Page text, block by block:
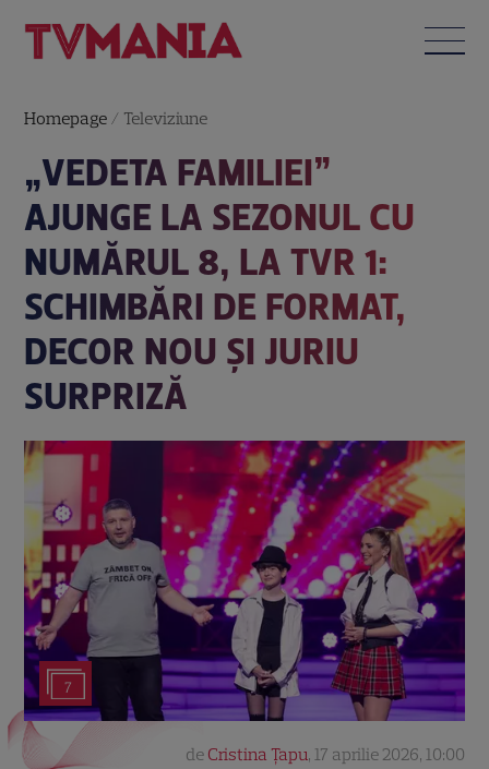
Homepage / Televiziune
„VEDETA FAMILIEI”
AJUNGE LA SEZONUL CU
NUMĂRUL 8, LA TVR 1:
SCHIMBĂRI DE FORMAT,
DECOR NOU ȘI JURIU
SURPRIZĂ
7
de Cristina Țapu, 17 aprilie 2026, 10:00